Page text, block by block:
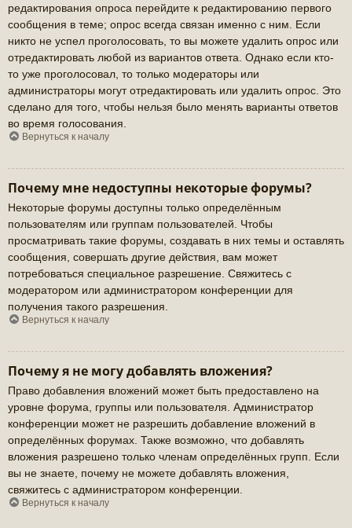
редактирования опроса перейдите к редактированию первого
сообщения в теме; опрос всегда связан именно с ним. Если
никто не успел проголосовать, то вы можете удалить опрос или
отредактировать любой из вариантов ответа. Однако если кто-
то уже проголосовал, то только модераторы или
администраторы могут отредактировать или удалить опрос. Это
сделано для того, чтобы нельзя было менять варианты ответов
во время голосования.
Вернуться к началу
Почему мне недоступны некоторые форумы?
Некоторые форумы доступны только определённым
пользователям или группам пользователей. Чтобы
просматривать такие форумы, создавать в них темы и оставлять
сообщения, совершать другие действия, вам может
потребоваться специальное разрешение. Свяжитесь с
модератором или администратором конференции для
получения такого разрешения.
Вернуться к началу
Почему я не могу добавлять вложения?
Право добавления вложений может быть предоставлено на
уровне форума, группы или пользователя. Администратор
конференции может не разрешить добавление вложений в
определённых форумах. Также возможно, что добавлять
вложения разрешено только членам определённых групп. Если
вы не знаете, почему не можете добавлять вложения,
свяжитесь с администратором конференции.
Вернуться к началу